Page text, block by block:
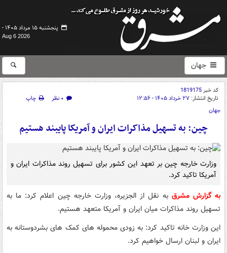
پنجشنبه ۱۵ مرداد ۱۴۰۵ -
Aug 6 2026
جهان
کد خبر1819175
تاریخ انتشار: ۲۷ خرداد ۱۴۰۵ - ۱۲:۵۶ ۰ نظر
چاپ
جهان
چین: به تسهیل مذاکرات ایران و آمریکا پایبند هستیم
وزارت خارجه چین بر تعهد این کشور برای تسهیل روند مذاکرات ایران و
آمریکا تاکید کرد.
به گزارش مشرق به نقل از الجزیره، وزارت خارجه چین اعلام کرد: ما به
تسهیل روند مذاکرات میان ایران و آمریکا متعهد هستیم.
این وزارت خانه تاکید کرد: به زودی محموله های کمک های بشردوستانه به
ایران و لبنان ارسال خواهیم کرد.